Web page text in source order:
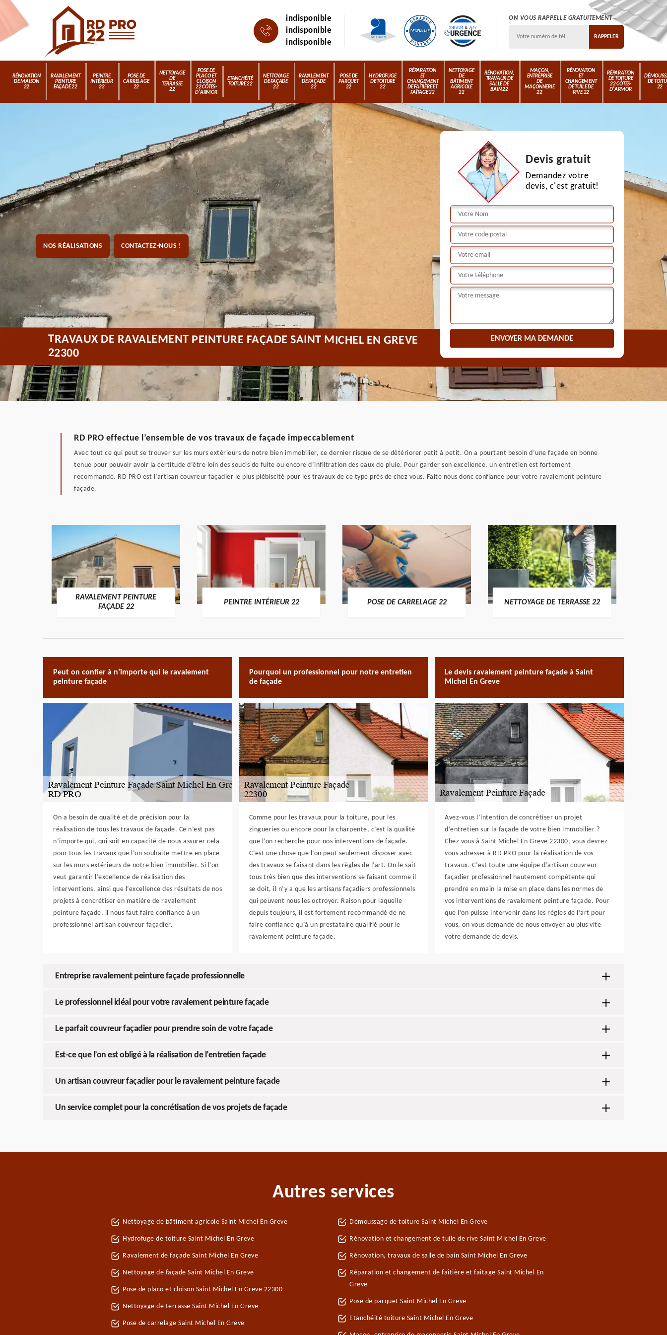
indisponible
indisponible
indisponible
ON VOUS RAPPELLE GRATUITEMENT
RÉNOVATION
DE MAISON
22
RAVALEMENT
PEINTURE
FAÇADE 22
PEINTRE
INTÉRIEUR
22
POSE DE
CARRELAGE
22
NETTOYAGE
DE
TERRASSE
22
POSE DE
PLACO ET
CLOISON
22 CÔTES-
D'ARMOR
ETANCHÉITÉ
TOITURE 22
NETTOYAGE
DE FAÇADE
22
RAVALEMENT
DE FAÇADE
22
POSE DE
PARQUET
22
HYDROFUGE
DE TOITURE
22
RÉPARATION
ET
CHANGEMENT
DE FAÎTIÈRE ET
FAÎTAGE 22
NETTOYAGE
DE
BÂTIMENT
AGRICOLE
22
RÉNOVATION,
TRAVAUX DE
SALLE DE
BAIN 22
MAÇON,
ENTREPRISE
DE
MAÇONNERIE
22
RÉNOVATION
ET
CHANGEMENT
DE TUILE DE
RIVE 22
RÉPARATION
DE TOITURE
22 CÔTES-
D'ARMOR
DE
22
NOS RÉALISATIONS CONTACTEZ-NOUS !
Devis gratuit
Demandez votre
devis, c'est gratuit!
TRAVAUX DE RAVALEMENT PEINTURE FAÇADE SAINT MICHEL EN GREVE
22300
RD PRO effectue l’ensemble de vos travaux de façade impeccablement
Avec tout ce qui peut se trouver sur les murs extérieurs de notre bien immobilier, ce dernier risque de se détériorer petit à petit. On a pourtant besoin d’une façade en bonne
tenue pour pouvoir avoir la certitude d’être loin des soucis de fuite ou encore d’infiltration des eaux de pluie. Pour garder son excellence, un entretien est fortement
recommandé. RD PRO est l’artisan couvreur façadier le plus plébiscité pour les travaux de ce type près de chez vous. Faite nous donc confiance pour votre ravalement peinture
façade.
RAVALEMENT PEINTURE
FAÇADE 22
PEINTRE INTÉRIEUR 22 POSE DE CARRELAGE 22 NETTOYAGE DE TERRASSE 22
Peut on confier à n’importe qui le ravalement
peinture façade
On a besoin de qualité et de précision pour la
réalisation de tous les travaux de façade. Ce n’est pas
n’importe qui, qui soit en capacité de nous assurer cela
pour tous les travaux que l’on souhaite mettre en place
sur les murs extérieurs de notre bien immobilier. Si l’on
veut garantir l’excellence de réalisation des
interventions, ainsi que l’excellence des résultats de nos
projets à concrétiser en matière de ravalement
peinture façade, il nous faut faire confiance à un
professionnel artisan couvreur façadier.
Pourquoi un professionnel pour notre entretien
de façade
Comme pour les travaux pour la toiture, pour les
zingueries ou encore pour la charpente, c’est la qualité
que l’on recherche pour nos interventions de façade.
C’est une chose que l’on peut seulement disposer avec
des travaux se faisant dans les règles de l’art. On le sait
tous très bien que des interventions se faisant comme il
se doit, il n’y a que les artisans façadiers professionnels
qui peuvent nous les octroyer. Raison pour laquelle
depuis toujours, il est fortement recommandé de ne
faire confiance qu’à un prestataire qualifié pour le
ravalement peinture façade.
Le devis ravalement peinture façade à Saint
Michel En Greve
Avez-vous l’intention de concrétiser un projet
d’entretien sur la façade de votre bien immobilier ?
Chez vous à Saint Michel En Greve 22300, vous devrez
vous adresser à RD PRO pour la réalisation de vos
travaux. C’est toute une équipe d’artisan couvreur
façadier professionnel hautement compétente qui
prendre en main la mise en place dans les normes de
vos interventions de ravalement peinture façade. Pour
que l’on puisse intervenir dans les règles de l’art pour
vous, on vous demande de nous envoyer au plus vite
votre demande de devis.
Entreprise ravalement peinture façade professionnelle
Le professionnel idéal pour votre ravalement peinture façade
Le parfait couvreur façadier pour prendre soin de votre façade
Est-ce que l’on est obligé à la réalisation de l’entretien façade
Un artisan couvreur façadier pour le ravalement peinture façade
Un service complet pour la concrétisation de vos projets de façade
Autres services
Nettoyage de bâtiment agricole Saint Michel En Greve
Hydrofuge de toiture Saint Michel En Greve
Ravalement de façade Saint Michel En Greve
Nettoyage de façade Saint Michel En Greve
Pose de placo et cloison Saint Michel En Greve 22300
Nettoyage de terrasse Saint Michel En Greve
Pose de carrelage Saint Michel En Greve
Démoussage de toiture Saint Michel En Greve
Rénovation et changement de tuile de rive Saint Michel En Greve
Rénovation, travaux de salle de bain Saint Michel En Greve
Réparation et changement de faîtière et faîtage Saint Michel En
Greve
Pose de parquet Saint Michel En Greve
Etanchéité toiture Saint Michel En Greve